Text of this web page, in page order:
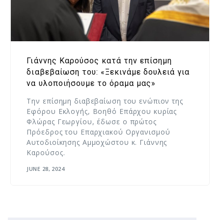
Γιάννης Καρούσος κατά την επίσημη
διαβεβαίωση του: «Ξεκινάμε δουλειά για
να υλοποιήσουμε το όραμα μας»
Την επίσημη διαβεβαίωση του ενώπιον της
Εφόρου Εκλογής, Βοηθό Επάρχου κυρίας
Φλώρας Γεωργίου, έδωσε ο πρώτος
Πρόεδρος του Επαρχιακού Οργανισμού
Αυτοδιοίκησης Αμμοχώστου κ. Γιάννης
Καρούσος.
JUNE 28, 2024